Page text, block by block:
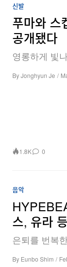
신발
푸마와 스
공개됐다
영롱하게 빛
ByJonghyun Je /
1.8K 0
음악
스, 유라 등
은퇴를 번복
By Eunbo Shim /